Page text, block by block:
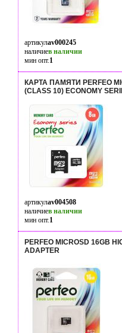
артикулav000245
наличиев наличии
мин опт.1
КАРТА ПАМЯТИ PERFEO
(CLASS 10) ECONOMY
артикулav004508
наличиев наличии
мин опт.1
PERFEO MICROSD 16GB
ADAPTER